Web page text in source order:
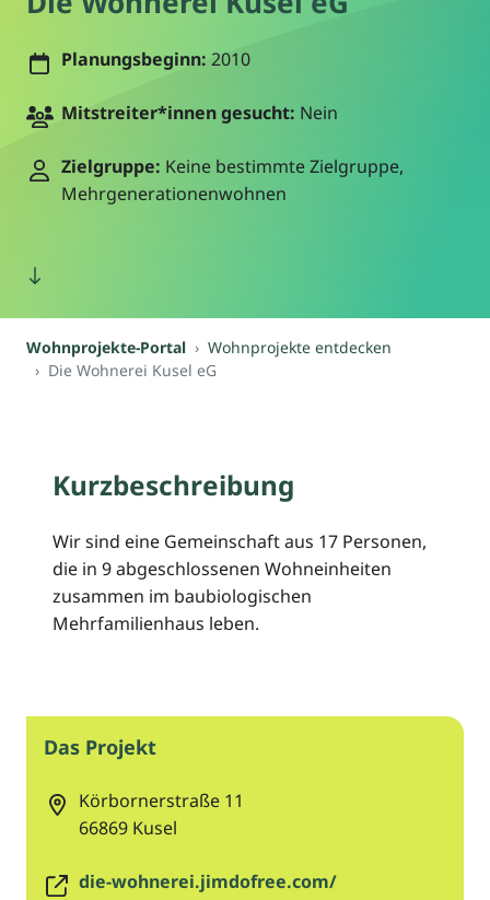
Planungsbeginn: 2010
Mitstreiter*innen gesucht: Nein
Zielgruppe: Keine bestimmte Zielgruppe,
Mehrgenerationenwohnen
Wohnprojekte-Portal
Wohnprojekte entdecken
Die Wohnerei Kusel eG
Kurzbeschreibung
Wir sind eine Gemeinschaft aus 17 Personen,
die in 9 abgeschlossenen Wohneinheiten
zusammen im baubiologischen
Mehrfamilienhaus leben.
Das Projekt
Körbornerstraße 11
66869 Kusel
die-wohnerei.jimdofree.com/